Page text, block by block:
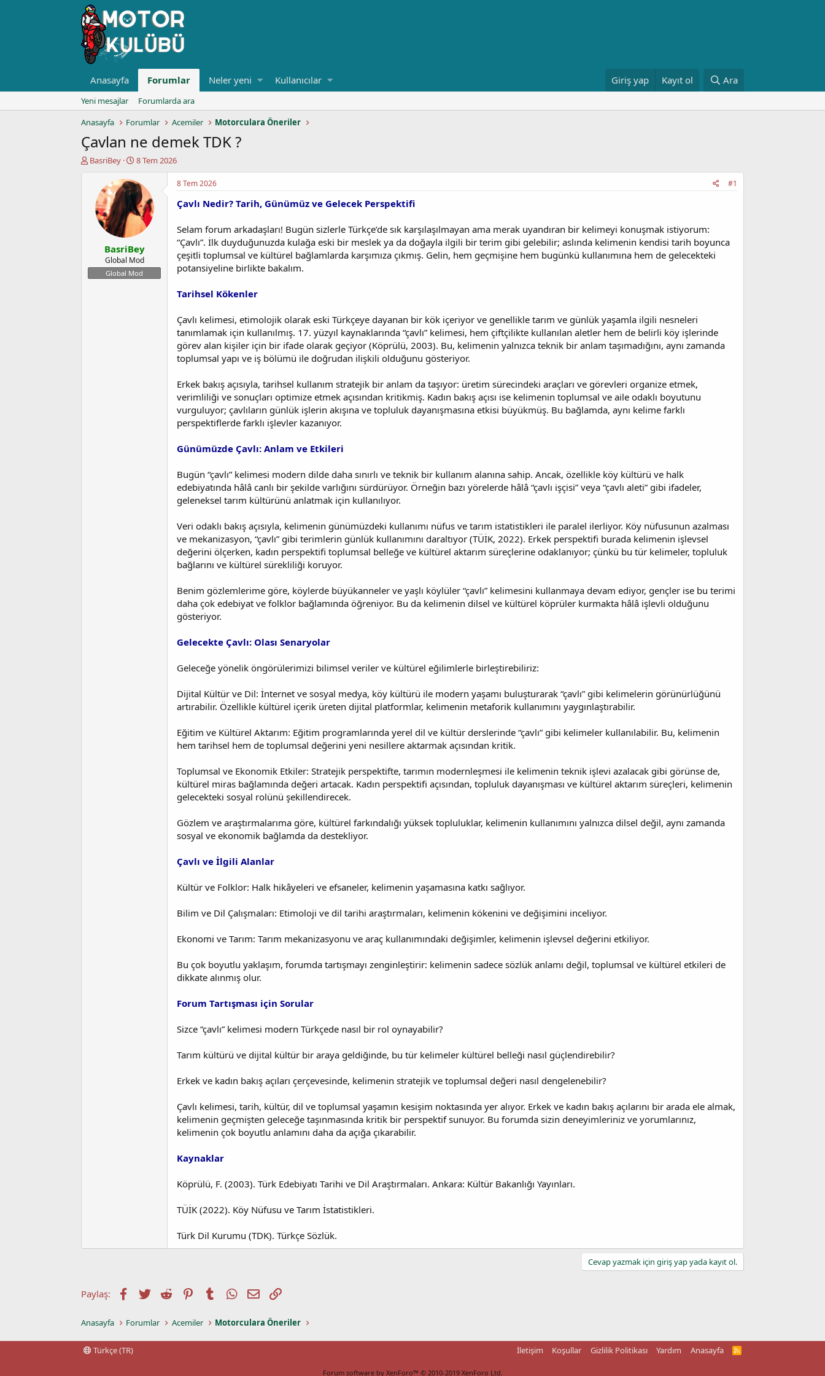
Anasayfa Forumlar Neler yeni Kullanıcılar Giriş yap Kayıt ol Ara
Yeni mesajlar
Forumlarda ara
Anasayfa
Forumlar Acemiler Motorculara Öneriler
Çavlan ne demek TDK ?
K
a
t
BasriBey
B
ş
l
a
n
g
ı
ç
t
a
r
8 Tem 2026
BasriBey
Global Mod
Global Mod
8 Tem 2026 #1
Çavlı Nedir? Tarih, Günümüz ve Gelecek Perspektifi
Selam forum arkadaşları! Bugün sizlerle Türkçe’de sık karşılaşılmayan ama merak uyandıran bir kelimeyi konuşmak istiyorum:
“Çavlı”. İlk duyduğunuzda kulağa eski bir meslek ya da doğayla ilgili bir terim gibi gelebilir; aslında kelimenin kendisi tarih boyunca
çeşitli toplumsal ve kültürel bağlamlarda karşımıza çıkmış. Gelin, hem geçmişine hem bugünkü kullanımına hem de gelecekteki
potansiyeline birlikte bakalım.
Tarihsel Kökenler
Çavlı kelimesi, etimolojik olarak eski Türkçeye dayanan bir kök içeriyor ve genellikle tarım ve günlük yaşamla ilgili nesneleri
tanımlamak için kullanılmış. 17. yüzyıl kaynaklarında “çavlı” kelimesi, hem çiftçilikte kullanılan aletler hem de belirli köy işlerinde
görev alan kişiler için bir ifade olarak geçiyor (Köprülü, 2003). Bu, kelimenin yalnızca teknik bir anlam taşımadığını, aynı zamanda
toplumsal yapı ve iş bölümü ile doğrudan ilişkili olduğunu gösteriyor.
Erkek bakış açısıyla, tarihsel kullanım stratejik bir anlam da taşıyor: üretim sürecindeki araçları ve görevleri organize etmek,
verimliliği ve sonuçları optimize etmek açısından kritikmiş. Kadın bakış açısı ise kelimenin toplumsal ve aile odaklı boyutunu
vurguluyor; çavlıların günlük işlerin akışına ve topluluk dayanışmasına etkisi büyükmüş. Bu bağlamda, aynı kelime farklı
perspektiflerde farklı işlevler kazanıyor.
Günümüzde Çavlı: Anlam ve Etkileri
Bugün “çavlı” kelimesi modern dilde daha sınırlı ve teknik bir kullanım alanına sahip. Ancak, özellikle köy kültürü ve halk
edebiyatında hâlâ canlı bir şekilde varlığını sürdürüyor. Örneğin bazı yörelerde hâlâ “çavlı işçisi” veya “çavlı aleti” gibi ifadeler,
geleneksel tarım kültürünü anlatmak için kullanılıyor.
Veri odaklı bakış açısıyla, kelimenin günümüzdeki kullanımı nüfus ve tarım istatistikleri ile paralel ilerliyor. Köy nüfusunun azalması
ve mekanizasyon, “çavlı” gibi terimlerin günlük kullanımını daraltıyor (TÜİK, 2022). Erkek perspektifi burada kelimenin işlevsel
değerini ölçerken, kadın perspektifi toplumsal belleğe ve kültürel aktarım süreçlerine odaklanıyor; çünkü bu tür kelimeler, topluluk
bağlarını ve kültürel sürekliliği koruyor.
Benim gözlemlerime göre, köylerde büyükanneler ve yaşlı köylüler “çavlı” kelimesini kullanmaya devam ediyor, gençler ise bu terimi
daha çok edebiyat ve folklor bağlamında öğreniyor. Bu da kelimenin dilsel ve kültürel köprüler kurmakta hâlâ işlevli olduğunu
gösteriyor.
Gelecekte Çavlı: Olası Senaryolar
Geleceğe yönelik öngörülerimizi bilimsel veriler ve kültürel eğilimlerle birleştirebiliriz:
Dijital Kültür ve Dil: İnternet ve sosyal medya, köy kültürü ile modern yaşamı buluşturarak “çavlı” gibi kelimelerin görünürlüğünü
artırabilir. Özellikle kültürel içerik üreten dijital platformlar, kelimenin metaforik kullanımını yaygınlaştırabilir.
Eğitim ve Kültürel Aktarım: Eğitim programlarında yerel dil ve kültür derslerinde “çavlı” gibi kelimeler kullanılabilir. Bu, kelimenin
hem tarihsel hem de toplumsal değerini yeni nesillere aktarmak açısından kritik.
Toplumsal ve Ekonomik Etkiler: Stratejik perspektifte, tarımın modernleşmesi ile kelimenin teknik işlevi azalacak gibi görünse de,
kültürel miras bağlamında değeri artacak. Kadın perspektifi açısından, topluluk dayanışması ve kültürel aktarım süreçleri, kelimenin
gelecekteki sosyal rolünü şekillendirecek.
Gözlem ve araştırmalarıma göre, kültürel farkındalığı yüksek topluluklar, kelimenin kullanımını yalnızca dilsel değil, aynı zamanda
sosyal ve ekonomik bağlamda da destekliyor.
Çavlı ve İlgili Alanlar
Kültür ve Folklor: Halk hikâyeleri ve efsaneler, kelimenin yaşamasına katkı sağlıyor.
Bilim ve Dil Çalışmaları: Etimoloji ve dil tarihi araştırmaları, kelimenin kökenini ve değişimini inceliyor.
Ekonomi ve Tarım: Tarım mekanizasyonu ve araç kullanımındaki değişimler, kelimenin işlevsel değerini etkiliyor.
Bu çok boyutlu yaklaşım, forumda tartışmayı zenginleştirir: kelimenin sadece sözlük anlamı değil, toplumsal ve kültürel etkileri de
dikkate alınmış olur.
Forum Tartışması için Sorular
Sizce “çavlı” kelimesi modern Türkçede nasıl bir rol oynayabilir?
Tarım kültürü ve dijital kültür bir araya geldiğinde, bu tür kelimeler kültürel belleği nasıl güçlendirebilir?
Erkek ve kadın bakış açıları çerçevesinde, kelimenin stratejik ve toplumsal değeri nasıl dengelenebilir?
Çavlı kelimesi, tarih, kültür, dil ve toplumsal yaşamın kesişim noktasında yer alıyor. Erkek ve kadın bakış açılarını bir arada ele almak,
kelimenin geçmişten geleceğe taşınmasında kritik bir perspektif sunuyor. Bu forumda sizin deneyimleriniz ve yorumlarınız,
kelimenin çok boyutlu anlamını daha da açığa çıkarabilir.
Kaynaklar
Köprülü, F. (2003). Türk Edebiyatı Tarihi ve Dil Araştırmaları. Ankara: Kültür Bakanlığı Yayınları.
TÜİK (2022). Köy Nüfusu ve Tarım İstatistikleri.
Türk Dil Kurumu (TDK). Türkçe Sözlük.
Cevap yazmak için giriş yap yada kayıt ol.
Paylaş: Facebook
TwitterReddit PinterestTumblrWhatsApp
E-postaLink
Anasayfa Forumlar Acemiler Motorculara Öneriler
Türkçe (TR) İletişim Koşullar Gizlilik Politikası Yardım Anasayfa
R
Forum software by XenForo™ © 2010-2019 XenForo Ltd.